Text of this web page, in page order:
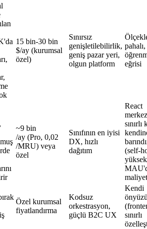
15 bin-30 bin
$/ay (kurumsal
özel)
Sınırsız
genişletilebilirlik,
geniş pazar yeri,
olgun platform
eğrisi
~9 bin
/ay (Pro, 0,02
/MRU) veya
özel
Sınıfının en iyisi
DX, hızlı
dağıtım
React
sınırlı
(self-
yüksek
Özel kurumsal
fiyatlandırma
Kodsuz
orkestrasyon,
güçlü B2C UX
Kendi
sınırlı